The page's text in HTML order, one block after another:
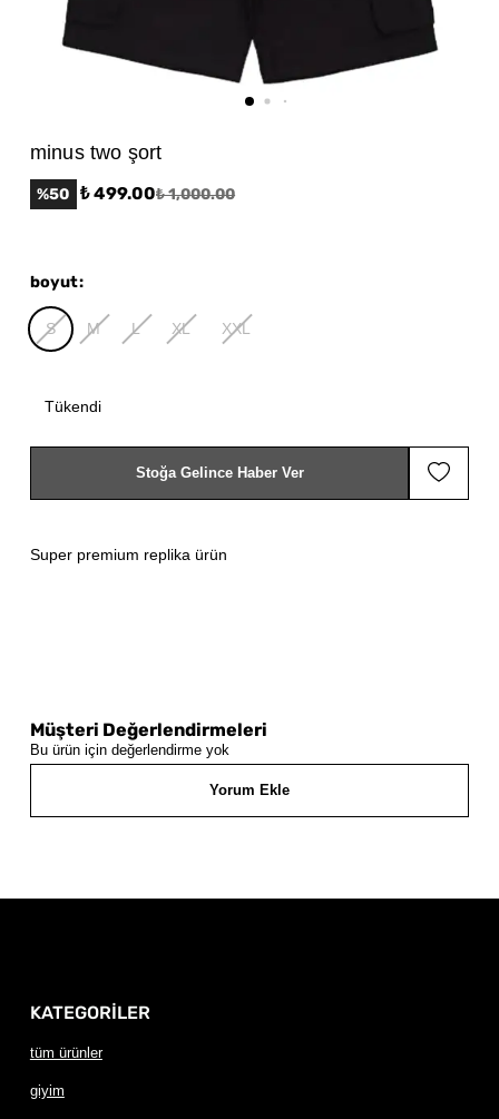
minus two şort
%50 ₺ 499.00₺ 1,000.00
Super premium replika ürün
boyut:
S M L XL XXL
Tükendi
Stoğa Gelince Haber Ver
Müşteri Değerlendirmeleri
Bu ürün için değerlendirme yok
Yorum Ekle
KATEGORİLER
tüm ürünler
giyim